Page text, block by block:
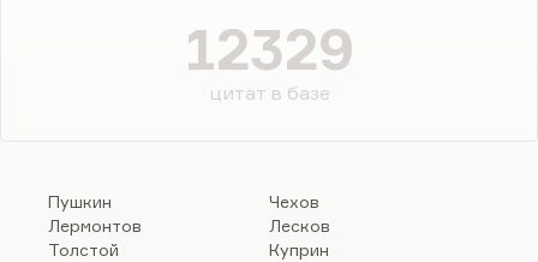
12329
цитат в базе
Пушкин
Лермонтов
Толстой
Чехов
Лесков
Куприн